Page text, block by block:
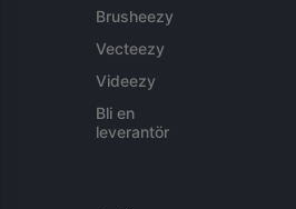
Brusheezy
Vecteezy
Videezy
Bli en
leverantör